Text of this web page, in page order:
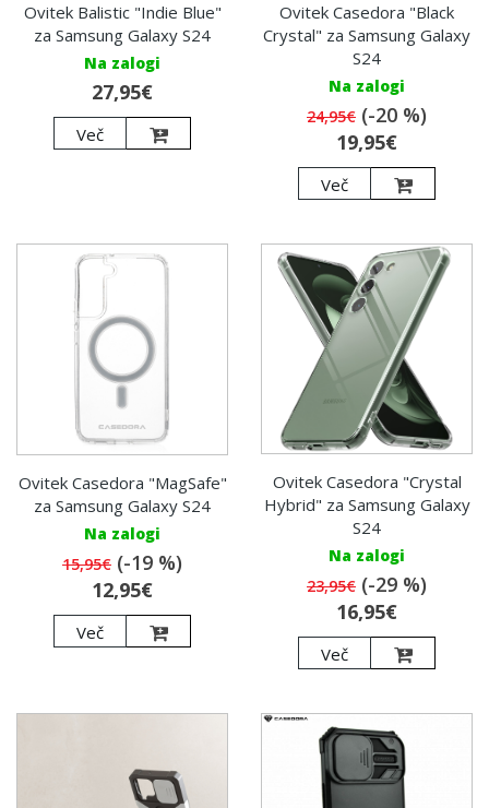
Ovitek Balistic "Indie Blue"
za Samsung Galaxy S24
Na zalogi
27,95€
Več
Ovitek Casedora "Black
Crystal" za Samsung Galaxy
S24
Na zalogi
24,95€ (-20 %)
19,95€
Več
Ovitek Casedora "MagSafe"
za Samsung Galaxy S24
Na zalogi
15,95€ (-19 %)
12,95€
Več
Ovitek Casedora "Crystal
Hybrid" za Samsung Galaxy
S24
Na zalogi
23,95€ (-29 %)
16,95€
Več